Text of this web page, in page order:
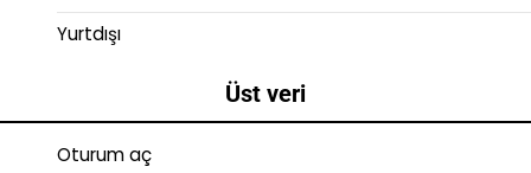
Yurtdışı
Üst veri
Oturum aç